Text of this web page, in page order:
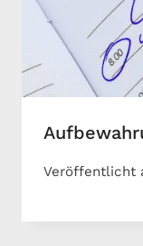
Veröffentlicht